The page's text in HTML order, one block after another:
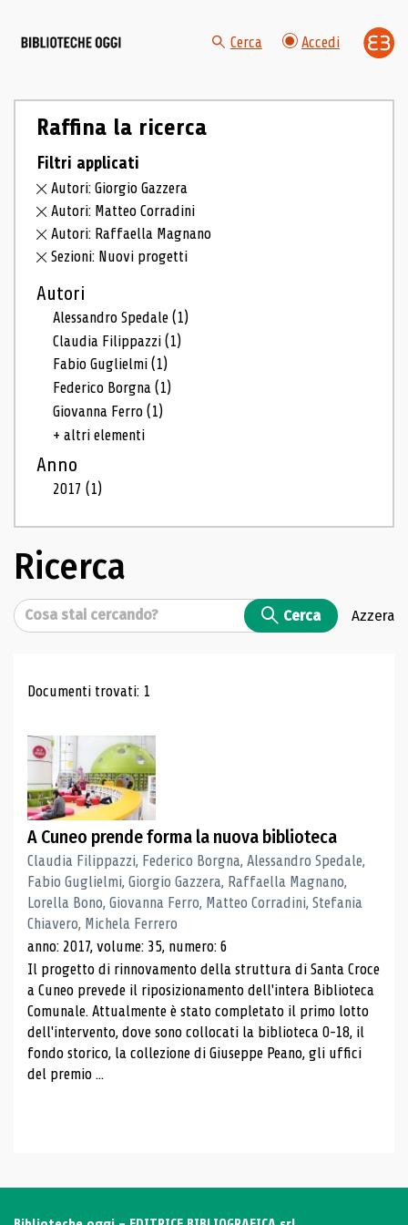
Cerca Accedi
Raffina la ricerca
Filtri applicati
Autori: Giorgio Gazzera
Autori: Matteo Corradini
Autori: Raffaella Magnano
Sezioni: Nuovi progetti
Autori
Alessandro Spedale(1)
Claudia Filippazzi(1)
Fabio Guglielmi(1)
Federico Borgna(1)
Giovanna Ferro(1)
+ altri elementi
Anno
2017(1)
Ricerca
Cerca Cerca Azzera
Risultati di ricerca
Documenti trovati: 1
A Cuneo prende forma la nuova biblioteca
Claudia Filippazzi, Federico Borgna, Alessandro Spedale,
Fabio Guglielmi, Giorgio Gazzera, Raffaella Magnano,
Lorella Bono, Giovanna Ferro, Matteo Corradini, Stefania
Chiavero, Michela Ferrero
anno: 2017, volume: 35, numero: 6
Il progetto di rinnovamento della struttura di Santa Croce
a Cuneo prevede il riposizionamento dell'intera Biblioteca
Comunale. Attualmente è stato completato il primo lotto
dell'intervento, dove sono collocati la biblioteca 0-18, il
fondo storico, la collezione di Giuseppe Peano, gli uffici
del premio ...